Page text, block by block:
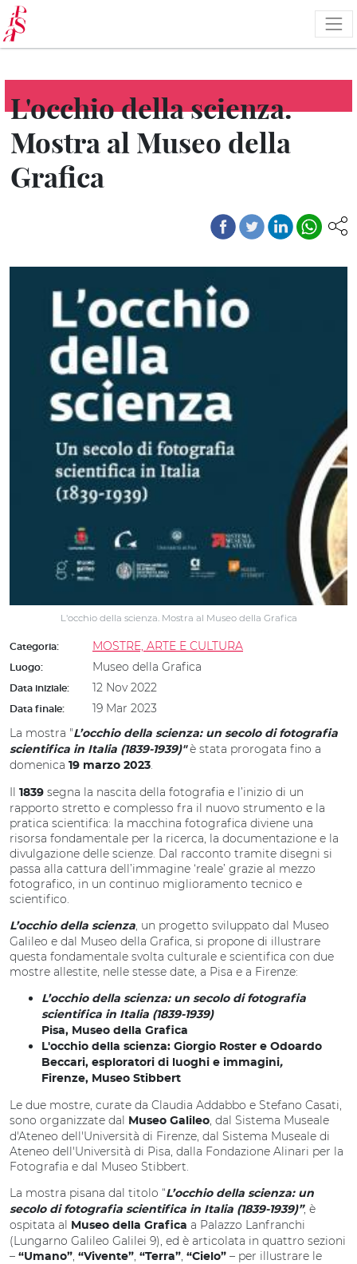
Salta
al
contenuto
principale
L'occhio della scienza.
Mostra al Museo della
Grafica
L'occhio della scienza. Mostra al Museo della Grafica
Categoria: MOSTRE, ARTE E CULTURA
Luogo: Museo della Grafica
Data iniziale: 12 Nov 2022
Data finale:
19 Mar 2023
La mostra "L’occhio della scienza: un secolo di fotografia
scientifica in Italia (1839-1939)"è stata prorogata fino a
domenica 19 marzo 2023.
Il 1839 segna la nascita della fotografia e l’inizio di un
rapporto stretto e complesso fra il nuovo strumento e la
pratica scientifica: la macchina fotografica diviene una
risorsa fondamentale per la ricerca, la documentazione e la
divulgazione delle scienze. Dal racconto tramite disegni si
passa alla cattura dell’immagine ‘reale’ grazie al mezzo
fotografico, in un continuo miglioramento tecnico e
scientifico.
L’occhio della scienza, un progetto sviluppato dal Museo
Galileo e dal Museo della Grafica, si propone di illustrare
questa fondamentale svolta culturale e scientifica con due
mostre allestite, nelle stesse date, a Pisa e a Firenze:
L’occhio della scienza: un secolo di fotografia
scientifica in Italia (1839-1939)
Pisa, Museo della Grafica
L'occhio della scienza: Giorgio Roster e Odoardo
Beccari, esploratori di luoghi e immagini,
Firenze, Museo Stibbert
Le due mostre, curate da Claudia Addabbo e Stefano Casati,
sono organizzate dal Museo Galileo, dal Sistema Museale
d'Ateneo dell'Università di Firenze, dal Sistema Museale di
Ateneo dell'Università di Pisa, dalla Fondazione Alinari per la
Fotografia e dal Museo Stibbert.
La mostra pisana dal titolo “L’occhio della scienza: un
secolo di fotografia scientifica in Italia (1839-1939)”, è
ospitata al Museo della Grafica a Palazzo Lanfranchi
(Lungarno Galileo Galilei 9), ed è articolata in quattro sezioni
– “Umano”, “Vivente”, “Terra”, “Cielo” – per illustrare le